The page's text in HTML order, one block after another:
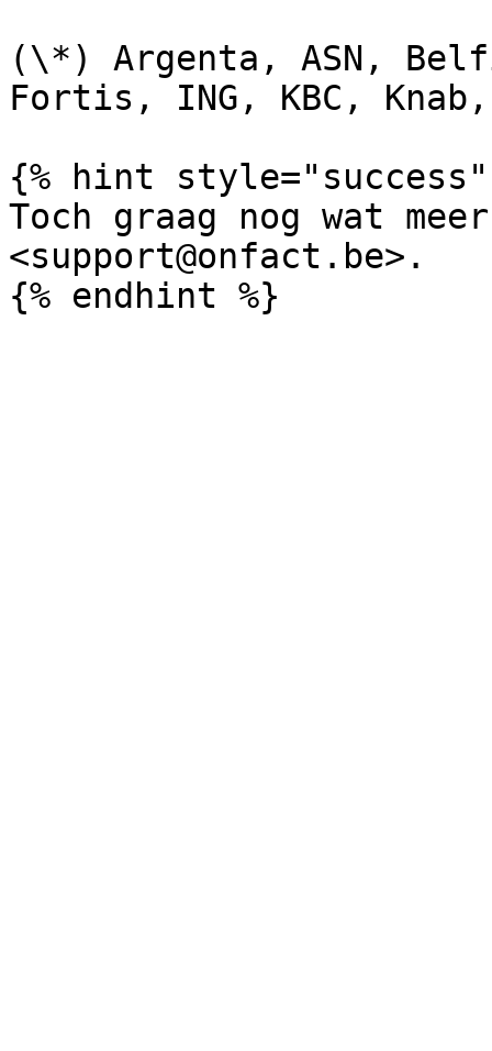
(\*) Argenta, ASN,
Fortis, ING, KBC, Knab,
{% hint style="success"
Toch graag nog wat
<support@onfact.be>.